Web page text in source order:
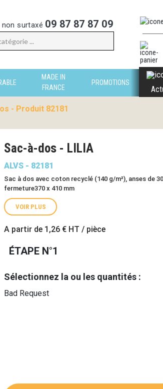
surtaxé 09 87 87 87 09
MADE IN
FRANCE
PROMOTIONS
- Produit 82181
Sac-à-dos - LILIA
ALVS - 82181
Sac à dos avec coton recyclé (140 g/m²), anses de
fermeture370 x 410 mm
VOIR PLUS
A partir de 1,26 € HT / pièce
ÉTAPE N°1
Sélectionnez la ou les quantités :
Bad Request